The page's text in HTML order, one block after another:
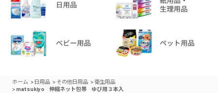
ホーム > 日用品 > その他日用品 > 衛生用品
> matsukiyo 伸縮ネット包帯 ゆび用３本入